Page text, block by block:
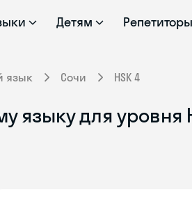
Детям Репетиторы
язык Сочи HSK 4
языку для уровня